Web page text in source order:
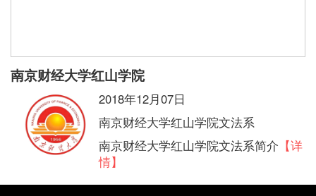
南京财经大学红山学院
2018年12月07日
南京财经大学红山学院文法系
南京财经大学红山学院文法系简介 【详
情】